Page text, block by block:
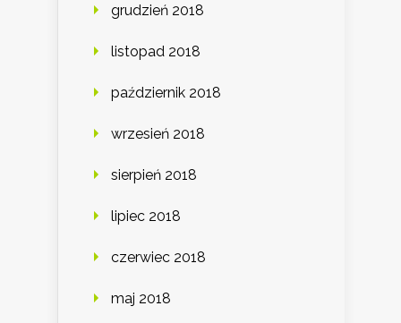
grudzień 2018
listopad 2018
październik 2018
wrzesień 2018
sierpień 2018
lipiec 2018
czerwiec 2018
maj 2018